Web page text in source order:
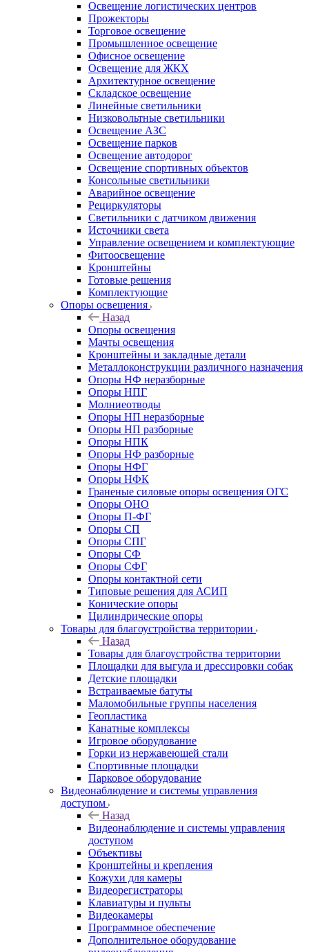
Освещение логистических центров
Прожекторы
Торговое освещение
Промышленное освещение
Офисное освещение
Освещение для ЖКХ
Архитектурное освещение
Складское освещение
Линейные светильники
Низковольтные светильники
Освещение АЗС
Освещение парков
Освещение автодорог
Освещение спортивных объектов
Консольные светильники
Аварийное освещение
Рециркуляторы
Светильники с датчиком движения
Источники света
Управление освещением и комплектующие
Фитоосвещение
Кронштейны
Готовые решения
Комплектующие
Опоры освещения
Назад
Опоры освещения
Мачты освещения
Кронштейны и закладные детали
Металлоконструкции различного назначения
Опоры НФ неразборные
Опоры НПГ
Молниеотводы
Опоры НП неразборные
Опоры НП разборные
Опоры НПК
Опоры НФ разборные
Опоры НФГ
Опоры НФК
Граненые силовые опоры освещения ОГС
Опоры ОНО
Опоры П-ФГ
Опоры СП
Опоры СПГ
Опоры СФ
Опоры СФГ
Опоры контактной сети
Типовые решения для АСИП
Конические опоры
Цилиндрические опоры
Товары для благоустройства территории
Назад
Товары для благоустройства территории
Площадки для выгула и дрессировки собак
Детские площадки
Встраиваемые батуты
Маломобильные группы населения
Геопластика
Канатные комплексы
Игровое оборудование
Горки из нержавеющей стали
Спортивные площадки
Парковое оборудование
Видеонаблюдение и системы управления
доступом
Назад
Видеонаблюдение и системы управления
доступом
Объективы
Кронштейны и крепления
Кожухи для камеры
Видеорегистраторы
Клавиатуры и пульты
Видеокамеры
Программное обеспечение
Дополнительное оборудование